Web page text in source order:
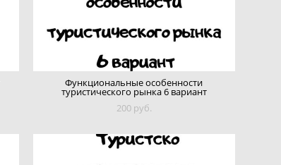
Функциональные особенности
туристического рынка 6 вариант
200 pуб.